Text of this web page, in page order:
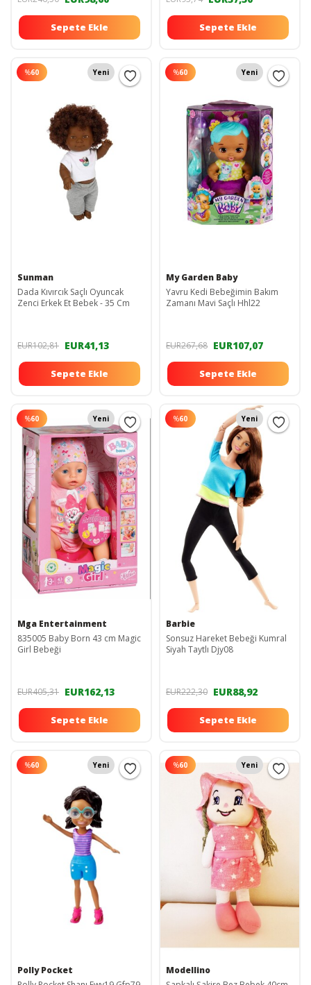
Sepete Ekle Sepete Ekle
%60 Yeni
Sunman
Dada Kıvırcık Saçlı Oyuncak
Zenci Erkek Et Bebek - 35 Cm
EUR102,81 EUR41,13
Sepete Ekle
%60 Yeni
My Garden Baby
Yavru Kedi Bebeğimin Bakım
Zamanı Mavi Saçlı Hhl22
EUR267,68 EUR107,07
Sepete Ekle
%60 Yeni
Mga Entertainment
835005 Baby Born 43 cm Magic
Girl Bebeği
EUR405,31 EUR162,13
Sepete Ekle
%60 Yeni
Barbie
Sonsuz Hareket Bebeği Kumral
Siyah Taytlı Djy08
EUR222,30 EUR88,92
Sepete Ekle
%60 Yeni
Polly Pocket
%60 Yeni
Modellino